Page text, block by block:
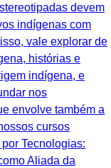
devem
indígenas com
vale explorar de
histórias e
indígena, e
nos
envolve também a
cursos
Tecnologias:
Aliada da